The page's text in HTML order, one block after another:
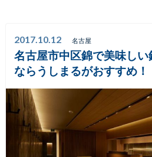
2017.10.12 名古屋
名古屋市中区錦で美味し
ならうしまるがおすすめ！